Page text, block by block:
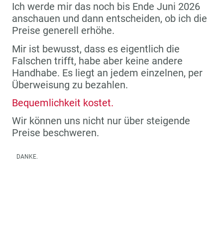
Ich werde mir das noch bis Ende Juni 2026
anschauen und dann entscheiden, ob ich die
Preise generell erhöhe.
Mir ist bewusst, dass es eigentlich die
Falschen trifft, habe aber keine andere
Handhabe. Es liegt an jedem einzelnen, per
Überweisung zu bezahlen.
Bequemlichkeit kostet.
Wir können uns nicht nur über steigende
Preise beschweren.
DANKE.